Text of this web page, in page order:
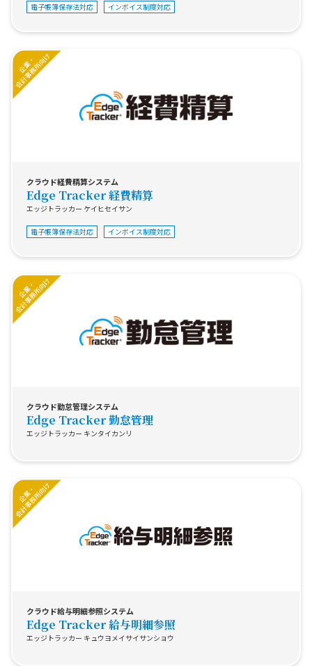
電子帳簿保存法対応 インボイス制度対応
クラウド経費精算システム
Edge Tracker 経費精算
エッジトラッカー ケイヒセイサン
電子帳簿保存法対応 インボイス制度対応
クラウド勤怠管理システム
Edge Tracker 勤怠管理
エッジトラッカー キンタイカンリ
クラウド給与明細参照システム
Edge Tracker 給与明細参照
エッジトラッカー キュウヨメイサイサンショウ